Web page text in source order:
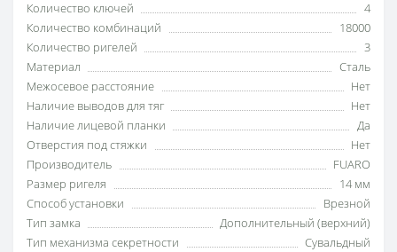
Количество ключей
4
Количество комбинаций
18000
Количество ригелей
3
Материал
Сталь
Межосевое расстояние
Нет
Наличие выводов для тяг
Нет
Наличие лицевой планки
Да
Отверстия под стяжки
Нет
Производитель
FUARO
Размер ригеля
14 мм
Способ установки
Врезной
Тип замка
Дополнительный (верхний)
Тип механизма секретности
Сувальдный